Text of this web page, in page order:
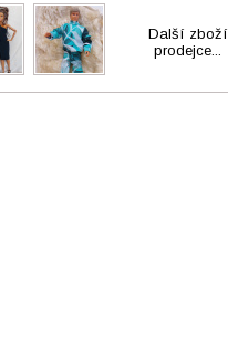
Další zboží
prodejce...